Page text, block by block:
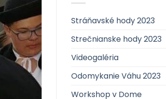
Stráňavské hody 2023
Strečnianske hody 2023
Videogaléria
Odomykanie Váhu 2023
Workshop v Dome